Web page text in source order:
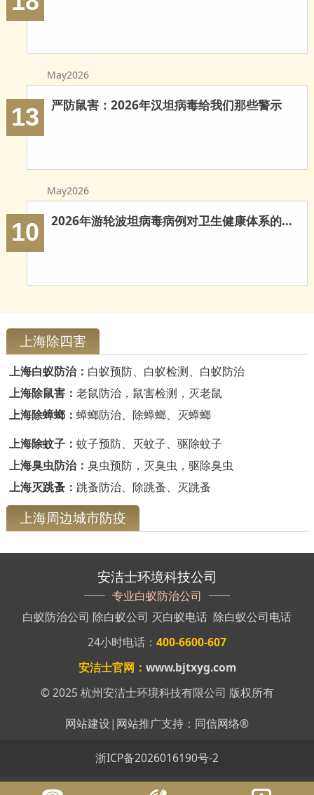
东莞白蚁防治
佛山白蚁防治
郁南白蚁防治
May2026
13 严防鼠害：2026年汉坦病毒给我们那些警示
May2026
10 2026年游轮波坦病毒病例对卫生健康体系的多重启示
上海除四害
上海白蚁防治： 白蚁预防、白蚁检测、白蚁防治
上海除鼠害： 老鼠防治，鼠害检测，灭老鼠
上海除蟑螂： 蟑螂防治、除蟑螂、灭蟑螂
上海除蚊子： 蚊子预防、灭蚊子、驱除蚊子
上海臭虫防治： 臭虫预防，灭臭虫，驱除臭虫
上海灭跳蚤： 跳蚤防治、除跳蚤、灭跳蚤
上海周边城市防疫
安洁士环境科技公司
专业白蚁防治公司
白蚁防治公司 除白蚁公司 灭白蚁电话 除白蚁公司电话
24小时电话： 400-6600-607
安洁士官网： www.bjtxyg.com
© 2025 杭州安洁士环境科技有限公司 版权所有
网站建设| 网站推广支持： 同信网络®
浙ICP备2026016190号-2